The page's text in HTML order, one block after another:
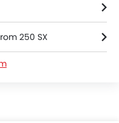
250 SX